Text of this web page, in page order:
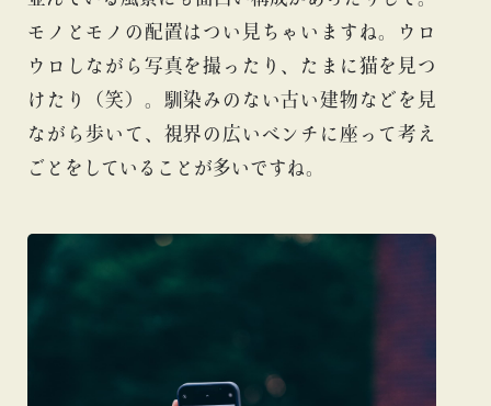
モノとモノの配置はつい見ちゃいますね。ウロ
ウロしながら写真を撮ったり、たまに猫を見つ
けたり（笑）。馴染みのない古い建物などを見
ながら歩いて、視界の広いベンチに座って考え
ごとをしていることが多いですね。